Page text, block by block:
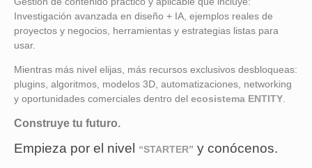
Investigación avanzada en diseño + IA, ejemplos reales de
proyectos y negocios, herramientas y estrategias listas para
usar.
Mientras más nivel elijas, más recursos exclusivos desbloqueas:
plugins, algoritmos, modelos 3D, automatizaciones, networking
y oportunidades comerciales dentro del ecosistema ENTITY
Construye tu futuro.
Empieza por el nivel “STARTER” y conócenos.